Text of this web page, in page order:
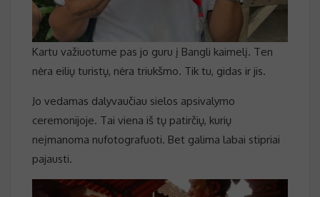
Kartu važiuotume pas jo guru į Bangli kaimelį. Ten
nėra eilių turistų, nėra triukšmo. Tik tu, gidas ir jis.
Jo vedamas dalyvaučiau sielos apsivalymo
ceremonijoje. Tai viena iš tų patirčių, kurių
neįmanoma nufotografuoti. Bet galima labai stipriai
pajausti.